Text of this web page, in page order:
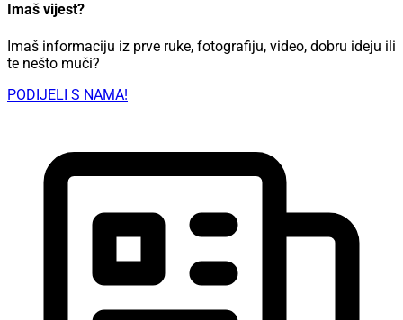
Imaš vijest?
Imaš informaciju iz prve ruke, fotografiju, video, dobru ideju ili
te nešto muči?
PODIJELI S NAMA!